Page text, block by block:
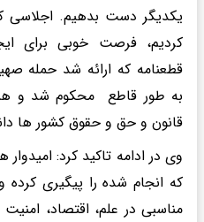
یکدیگر دست بدهیم‌. اجلاسی
کردیم، فرصت خوبی برای
قطعنامه که ارائه شد حمله
به طور قاطع محکوم شد و
قانون و حق و حقوق کشور ها
وی در ادامه تاکید کرد:
که انجام شده را پیگیری کرده
مناسبی در علم، اقتصاد،